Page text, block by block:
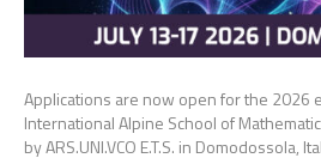
Applications are now open for the 2026
International Alpine School of
by ARS.UNI.VCO E.T.S. in Domodossola,